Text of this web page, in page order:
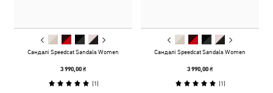
Сандалі Speedcat Sandals Women
3 990,00 ₴
(1)
Сандалі Speedcat Sandals Women
3 990,00 ₴
(1)